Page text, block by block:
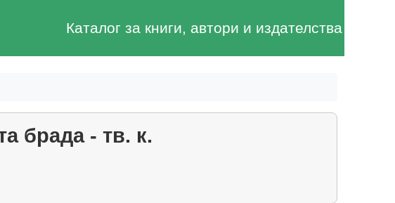
Каталог за книги, автори и издателства
брада - тв. к.